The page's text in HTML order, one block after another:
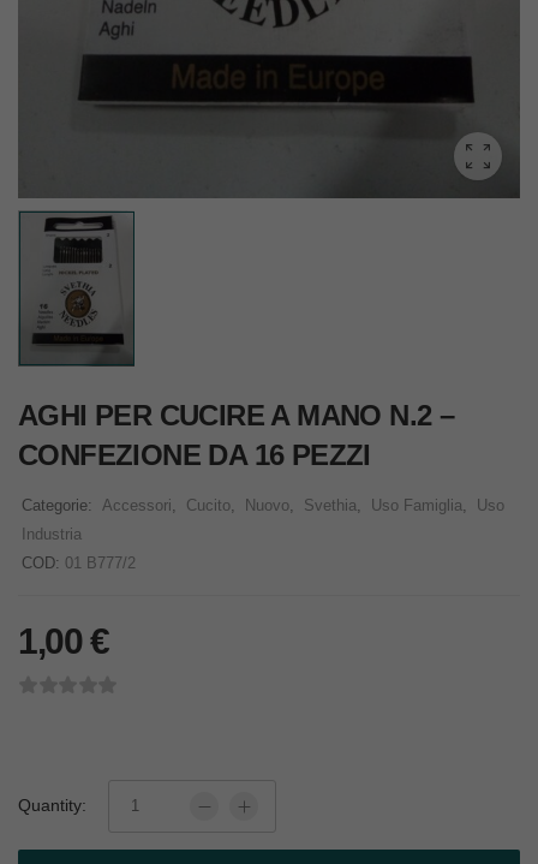
AGHI PER CUCIRE A MANO N.2 –
CONFEZIONE DA 16 PEZZI
Categorie: Accessori Cucito Nuovo Svethia Uso Famiglia
Uso
Industria
COD: 01 B777/2
1,00€
Quantity: